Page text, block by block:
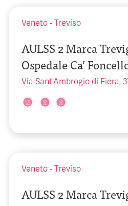
Veneto - Treviso
AULSS 2 Marca
Ospedale Ca’
Via Sant'Ambrogio di Fiera,
Veneto - Treviso
AULSS 2 Marca